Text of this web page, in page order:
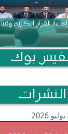
القرآن الكريم
بوك
النشرات